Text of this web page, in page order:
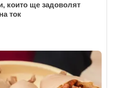
които ще задоволят
ток